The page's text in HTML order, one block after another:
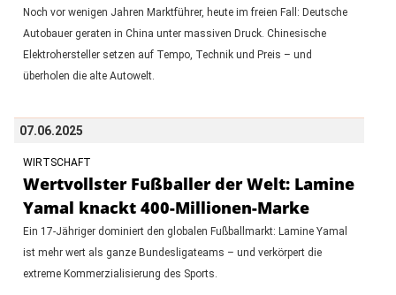
Noch vor wenigen Jahren Marktführer, heute im freien Fall: Deutsche
Autobauer geraten in China unter massiven Druck. Chinesische
Elektrohersteller setzen auf Tempo, Technik und Preis – und
überholen die alte Autowelt.
07.06.2025
WIRTSCHAFT
Wertvollster Fußballer der Welt: Lamine
Yamal knackt 400-Millionen-Marke
Ein 17-Jähriger dominiert den globalen Fußballmarkt: Lamine Yamal
ist mehr wert als ganze Bundesligateams – und verkörpert die
extreme Kommerzialisierung des Sports.